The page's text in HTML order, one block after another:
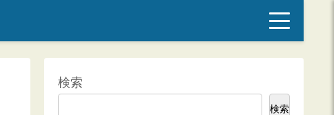
検索
検索